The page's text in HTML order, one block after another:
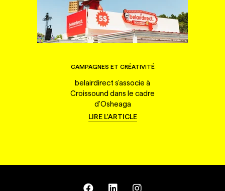
CAMPAGNES ET CRÉATIVITÉ
belairdirect s'associe à
Croissound dans le cadre
d'Osheaga
LIRE L'ARTICLE